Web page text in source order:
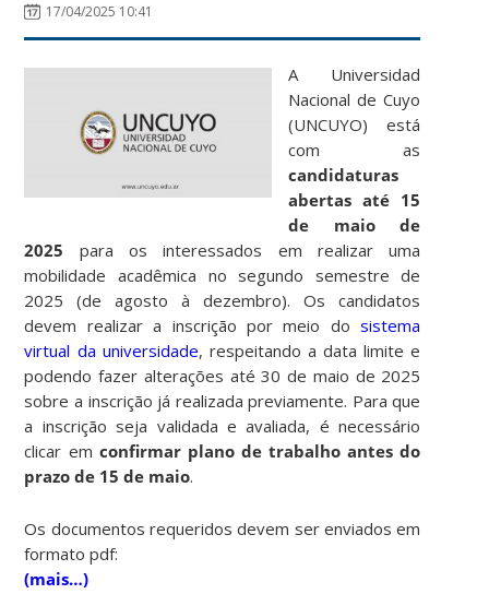
17/04/2025 10:41
A Universidad
Nacional de Cuyo
(UNCUYO) está
com as
candidaturas
abertas até 15
de maio de
2025 para os interessados em realizar uma
mobilidade acadêmica no segundo semestre de
2025 (de agosto à dezembro). Os candidatos
devem realizar a inscrição por meio dosistema
virtual da universidade, respeitando a data limite e
podendo fazer alterações até 30 de maio de 2025
sobre a inscrição já realizada previamente. Para que
a inscrição seja validada e avaliada, é necessário
clicar em confirmar plano de trabalho antes do
prazo de 15 de maio.
Os documentos requeridos devem ser enviados em
formato pdf:
(mais…)